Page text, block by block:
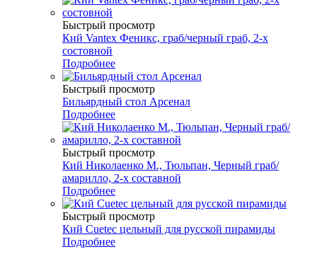
Быстрый просмотр
Кий Vantex Феникс, граб/черный граб, 2-х
состовной
Подробнее
Быстрый просмотр
Бильярдный стол Арсенал
Подробнее
Быстрый просмотр
Кий Николаенко М., Тюльпан, Черный граб/
амарилло, 2-х составной
Подробнее
Быстрый просмотр
Кий Cuetec цельный для русской пирамиды
Подробнее